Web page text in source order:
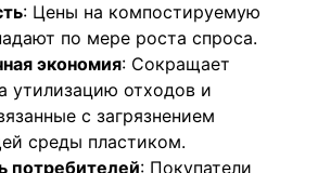
: Цены на компостируемую
по мере роста спроса.
экономия: Сокращает
утилизацию отходов и
с загрязнением
среды пластиком.
потребителей: Покупатели